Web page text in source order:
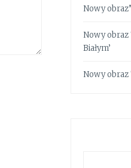
Nowy
Nowy obraz
Białym’
Nowy obraz